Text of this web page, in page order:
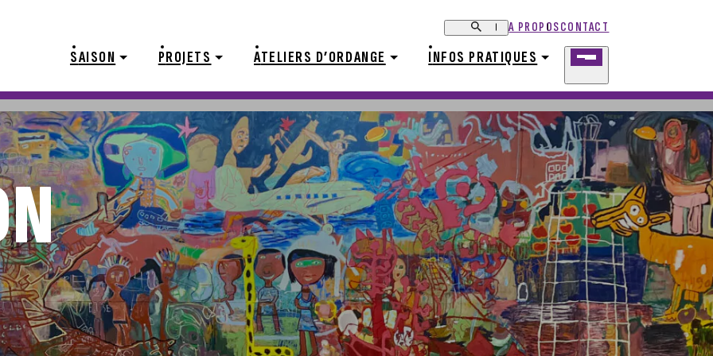
A PROPOSCONTACT
SAISON PROJETS ATELIERS D’ORDANGE INFOS PRATIQUES